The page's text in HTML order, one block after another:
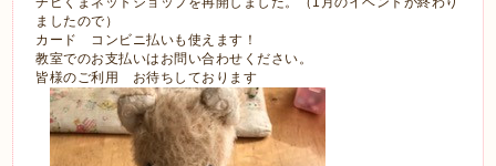
ましたので）
カード コンビニ払いも使えます！
教室でのお支払いはお問い合わせください。
皆様のご利用 お待ちしております